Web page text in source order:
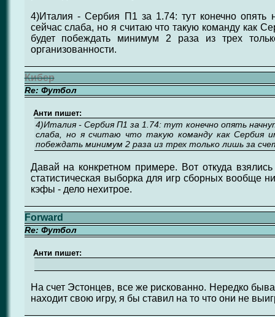
4)Италия - Сербия П1 за 1.74: тут конечно опять
сейчас слаба, но я считаю что такую команду как
будет побеждать минимум 2 раза из трех
организованности.
Кибер
Re: Футбол
Анти пишет:
4)Италия - Сербия П1 за 1.74: тут конечно опять
слаба, но я считаю что такую команду как Сербия
побеждать минимум 2 раза из трех только лишь за
Давай на конкретном примере. Вот откуда
статистическая выборка для игр сборных вообще
кэфы - дело нехитрое.
Forward
Re: Футбол
Анти пишет:
На счет Эстонцев, все же рискованно. Нередко
находит свою игру, я бы ставил на то что они не